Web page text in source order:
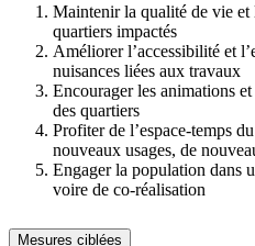
Maintenir la qualité de vie et
quartiers impactés
Améliorer l’accessibilité et
nuisances liées aux travaux
Encourager les animations
des quartiers
Profiter de l’espace-temps
nouveaux usages, de
Engager la population dans
voire de co-réalisation
Mesures ciblées